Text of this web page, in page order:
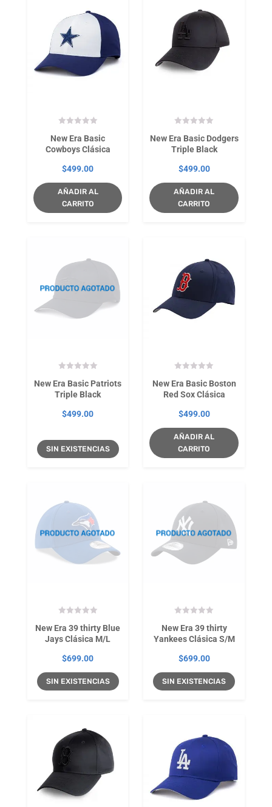
New Era Basic
Cowboys Clásica
$499.00
AÑADIR AL
CARRITO
New Era Basic Dodgers
Triple Black
$499.00
AÑADIR AL
CARRITO
New Era Basic Patriots
Triple Black
$499.00
SIN EXISTENCIAS
New Era Basic Boston
Red Sox Clásica
$499.00
AÑADIR AL
CARRITO
New Era 39 thirty Blue
Jays Clásica M/L
$699.00
SIN EXISTENCIAS
New Era 39 thirty
Yankees Clásica S/M
$699.00
SIN EXISTENCIAS